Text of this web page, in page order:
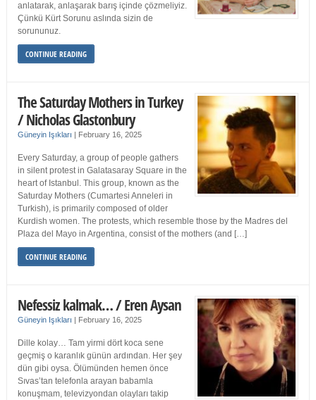
anlatarak, anlaşarak barış içinde çözmeliyiz.
Çünkü Kürt Sorunu aslında sizin de
sorununuz.
CONTINUE READING
The Saturday Mothers in Turkey
/ Nicholas Glastonbury
Güneyin Işıkları | February 16, 2025
Every Saturday, a group of people gathers
in silent protest in Galatasaray Square in the
heart of Istanbul. This group, known as the
Saturday Mothers (Cumartesi Anneleri in
Turkish), is primarily composed of older
Kurdish women. The protests, which resemble those by the Madres del
Plaza del Mayo in Argentina, consist of the mothers (and […]
CONTINUE READING
Nefessiz kalmak… / Eren Aysan
Güneyin Işıkları | February 16, 2025
Dille kolay… Tam yirmi dört koca sene
geçmiş o karanlık günün ardından. Her şey
dün gibi oysa. Ölümünden hemen önce
Sıvas’tan telefonla arayan babamla
konuşmam, televizyondan olayları takip